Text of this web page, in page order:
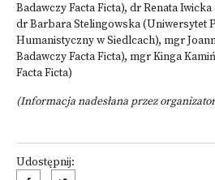
Badawczy Facta Ficta), dr Renata
dr Barbara Stelingowska (Uniwersytet
Humanistyczny w Siedlcach), mgr
Badawczy Facta Ficta), mgr Kinga
Facta Ficta)
(Informacja nadesłana przez
Udostępnij: